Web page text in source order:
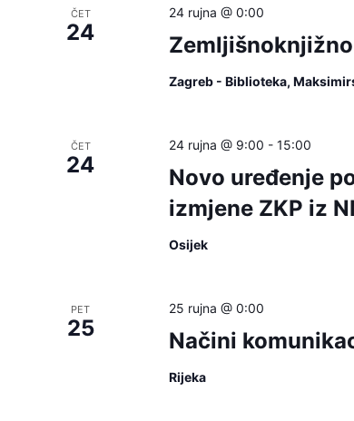
ČET
24
24 rujna @ 0:00
Zagreb - Biblioteka,
ČET
24
Novo uređenje
izmjene ZKP iz
24 rujna @ 9:00 - 15:00
Osijek
PET
25 Načini
25 rujna @ 0:00
Rijeka